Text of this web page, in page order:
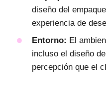
diseño del
experiencia de
Entorno: El
incluso el diseño
percepción que el